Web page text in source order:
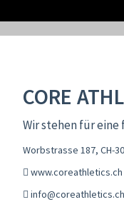
CORE
Wir stehen für
Worbstrasse 187, CH-
www.coreathletics.ch
info@coreathletics.ch